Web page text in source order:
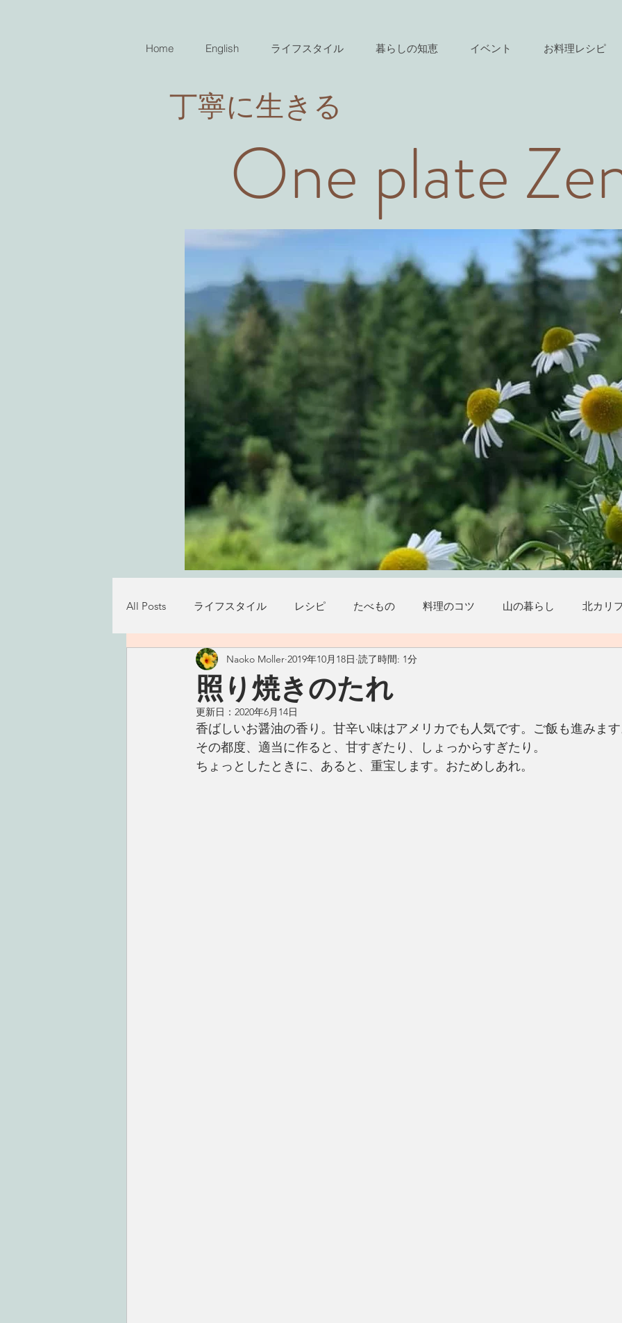
Home English ライフスタイル 暮らしの知恵 イベント お料理レシピ
​丁寧に生きる
One plate
All Posts ライフスタイル レシピ たべもの 料理のコツ 山の暮らし 北カリ
つぶやき 精進料理 おうちごはん
おかず ごはん
こころ タレ・ソース 和食 リサイクル 生活の工夫
照り焼きのたれ
Naoko Moller 2019年10月18日 読了時間: 1分
更新日： 2020年6月14日
香ばしいお醤油の香り。甘辛い味はアメリカでも人気です。ご飯も進みます
その都度、適当に作ると、甘すぎたり、しょっからすぎたり。
ちょっとしたときに、あると、重宝します。おためしあれ。